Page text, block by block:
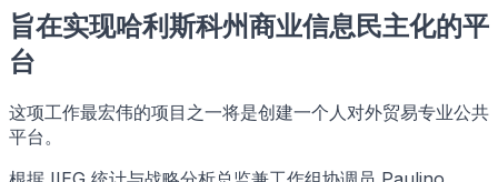
旨在实现哈利斯科州商业信息民主化的平
台
这项工作最宏伟的项目之一将是创建一个人对外贸易专业公共
平台。